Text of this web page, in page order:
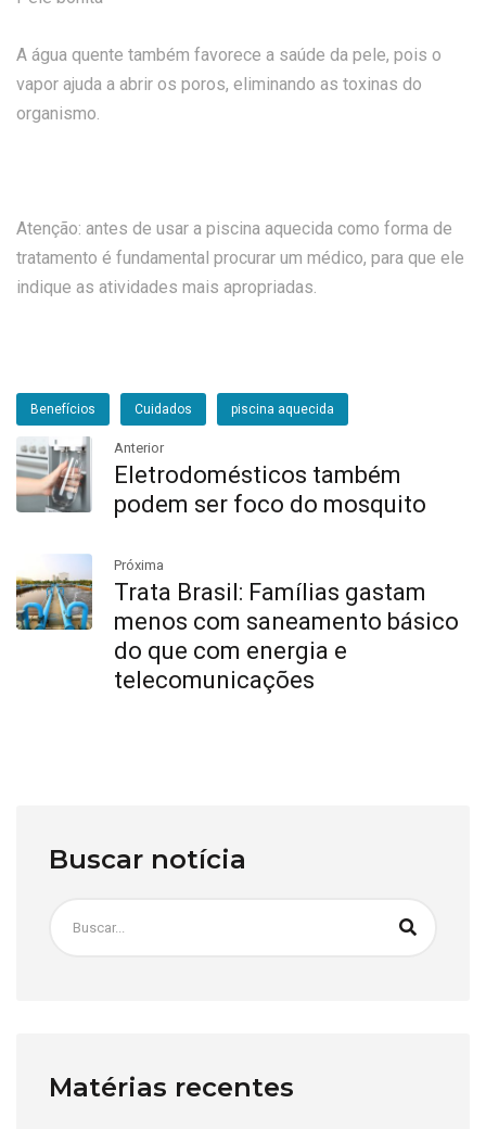
A água quente também favorece a saúde da pele, pois o
vapor ajuda a abrir os poros, eliminando as toxinas do
organismo.
Atenção: antes de usar a piscina aquecida como forma de
tratamento é fundamental procurar um médico, para que ele
indique as atividades mais apropriadas.
Benefícios Cuidados piscina aquecida
Anterior
Eletrodomésticos também
podem ser foco do mosquito
Próxima
Trata Brasil: Famílias gastam
menos com saneamento básico
do que com energia e
telecomunicações
Buscar notícia
Matérias recentes